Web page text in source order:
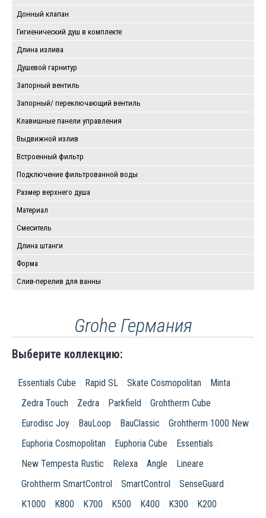
Донный клапан
Гигиенический душ в комплекте
Длина излива
Душевой гарнитур
Запорный вентиль
Запорный/ переключающий вентиль
Клавишные панели управления
Выдвижной излив
Встроенный фильтр
Подключение фильтрованной воды
Размер верхнего душа
Материал
Смеситель
Длина штанги
Форма
Слив-перелив для ванны
Grohe Германия
Выберите коллекцию:
Essentials Cube Rapid SL Skate Cosmopolitan
Minta
Zedra Touch
Zedra Parkfield
Grohtherm Cube
Eurodisc Joy
BauLoop BauClassic
Grohtherm 1000 New
Euphoria Cosmopolitan
Euphoria Cube
Essentials
New Tempesta Rustic
Relexa Angle
Lineare
Grohtherm SmartControl
SmartControl
SenseGuard
K1000
K800 K700 K500 K400 K300
K200